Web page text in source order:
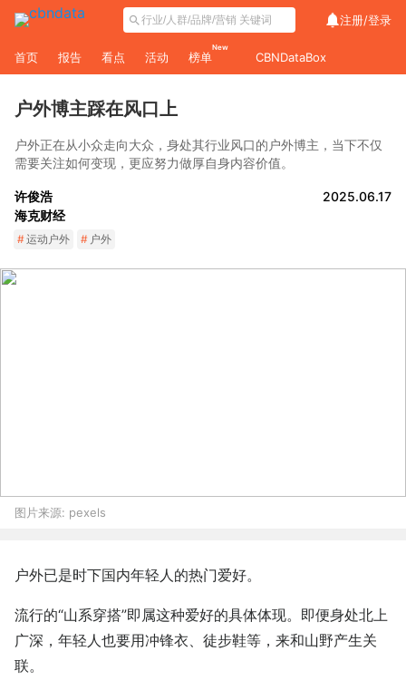
注册/登录
首页 报告 看点 活动 榜单
New
CBNDataBox
户外博主踩在风口上
户外正在从小众走向大众，身处其行业风口的户外博主，当下不仅
需要关注如何变现，更应努力做厚自身内容价值。
许俊浩
海克财经
2025.06.17
#运动户外 # 户外
图片来源: pexels
户外已是时下国内年轻人的热门爱好。
流行的“山系穿搭”即属这种爱好的具体体现。即便身处北上
广深，年轻人也要用冲锋衣、徒步鞋等，来和山野产生关
联。